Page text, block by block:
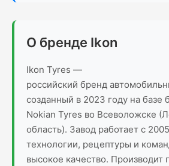
О бренде Ikon
Ikon Tyres —
российский бренд
созданный в 2023 году на базе
Nokian Tyres во Всеволожске
область). Завод работает с
технологии, рецептуры и
высокое качество. Производит